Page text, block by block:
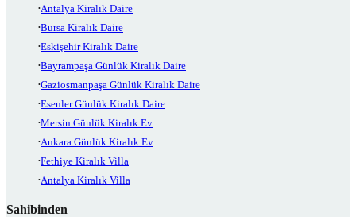
Antalya Kiralık Daire
Bursa Kiralık Daire
Eskişehir Kiralık Daire
Bayrampaşa Günlük Kiralık Daire
Gaziosmanpaşa Günlük Kiralık Daire
Esenler Günlük Kiralık Daire
Mersin Günlük Kiralık Ev
Ankara Günlük Kiralık Ev
Fethiye Kiralık Villa
Antalya Kiralık Villa
Sahibinden